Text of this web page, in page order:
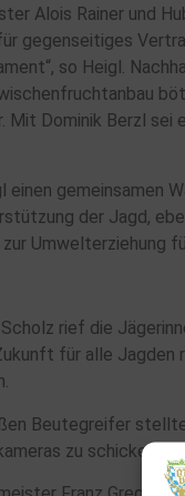
Alois Rainer und
gegenseitiges
so Heigl.
Mit Dominik Berzl
einen gemeinsamen
der Jagd,
Umwelterziehung
rief die
für alle Jagden
Beutegreifer
zu schicken,